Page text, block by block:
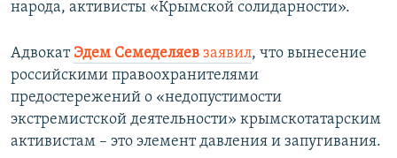
народа, активисты «Крымской солидарности».
Адвокат Эдем Семеделяев заявил, что вынесение
российскими правоохранителями
предостережений о «недопустимости
экстремистской деятельности» крымскотатарским
активистам – это элемент давления и запугивания.